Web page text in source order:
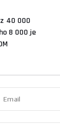
40 000
8 000 je